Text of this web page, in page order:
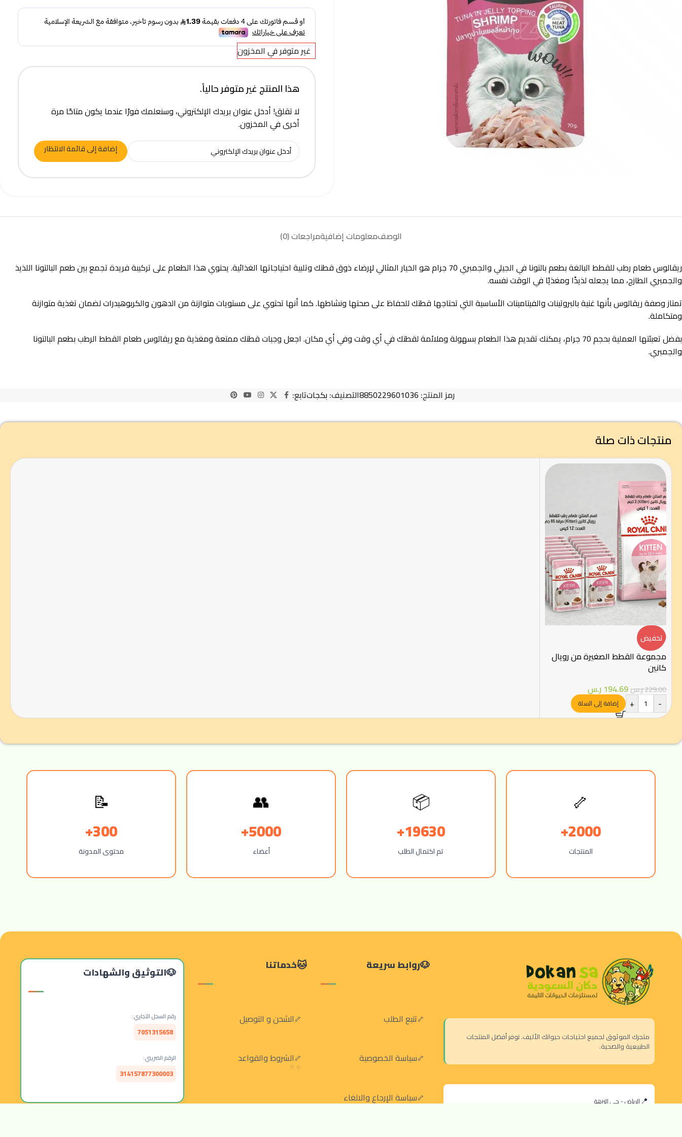
غير متوفر في المخزون
هذا المنتج غير متوفر حالياً.
لا تقلق! أدخل عنوان بريدك الإلكتروني، وسنعلمك فورًا عندما يكون متاحًا مرة
أخرى في المخزون.
إضافة إلى قائمة الانتظار
الوصفمعلومات إضافيةمراجعات (0)
ريقالوس طعام رطب للقطط البالغة بطعم بالتونا في الجيلي والجمبري 70 جرام هو الخيار المثالي لإرضاء ذوق قطتك وتلبية احتياجاتها الغذائية. يحتوي هذا الطعام على تركيبة فريدة تجمع بين طعم البالتونا اللذيذ
والجمبري الطازج، مما يجعله لذيذًا ومغذيًا في الوقت نفسه.
تمتاز وصفة ريقالوس بأنها غنية بالبروتينات والفيتامينات الأساسية التي تحتاجها قطتك للحفاظ على صحتها ونشاطها. كما أنها تحتوي على مستويات متوازنة من الدهون والكربوهيدرات لضمان تغذية متوازنة
ومتكاملة.
بفضل تعبئتها العملية بحجم 70 جرام، يمكنك تقديم هذا الطعام بسهولة وملائمة لقطتك في أي وقت وفي أي مكان. اجعل وجبات قطتك ممتعة ومغذية مع ريقالوس طعام القطط الرطب بطعم البالتونا
والجمبري.
رمز المنتج: 8850229601036التصنيف: بكجاتتابع:
منتجات ذات صلة
تخفيض
مجموعة القطط الصغيرة من رويال
كانين
229.00ر.س194.69 ر.س
-
+ إضافة إلى السلة
🦴
2000+
المنتجات
📦
19630+
تم اكتمال الطلب
👥
5000+
أعضاء
📝
300+
محتوى المدونة
متجرك الموثوق لجميع احتياجات حيوانك الأليف. نوفر أفضل المنتجات
الطبيعية والصحية.
الرياض - حي النزهة
روابط سريعة
تتبع الطلب
سياسة الخصوصية
سياسة الإرجاع والالغاء
خدماتنا
الشحن و التوصيل
الشروط والقواعد
التوثيق والشهادات
رقم السجل التجاري:
7051315658
الرقم الضريبي:
314157877300003